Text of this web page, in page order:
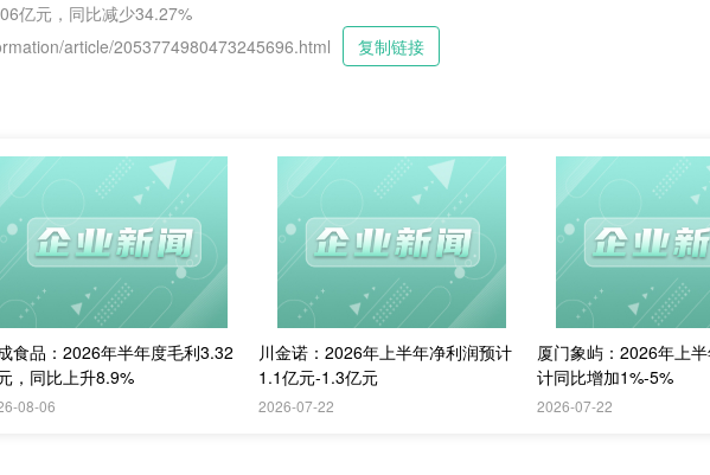
亿元，同比减少34.27%
article/2053774980473245696.html
复制链接
食品：2026年半年度毛利3.32
，同比上升8.9%
08-06
川金诺：2026年上半年净利润预计
1.1亿元-1.3亿元
2026-07-22
厦门象屿：2026年上
计同比增加1%-5%
2026-07-22